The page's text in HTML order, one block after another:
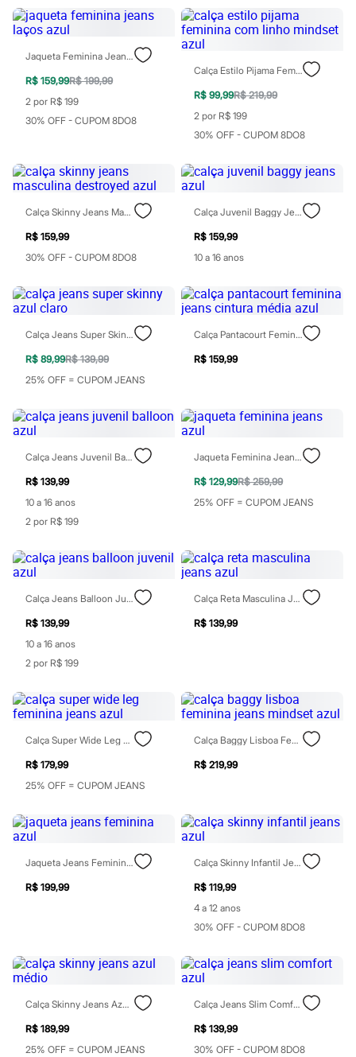
Sapatos
Sandálias e Papetes
Tênis
Moda esportiva
Acessórios
Bermudas
Camisetas
Calças
Calçados
Cuecas
Meias
Pijamas
Moda praia
Plus size
Blusas e Camisetas
Camisas
Casacos e Jaquetas
Jeans
Shorts e Bermudas
Todos os produtos
Infantil
Em alta
Romântico para as meninas
Inverno
Novidades
Roupas menina
0 a 24 meses
1 a 5 anos
4 a 12 anos
10 a 16 anos
Roupas menino
1 a 5 anos
4 a 12 anos
10 a 16 anos
Acessórios
Bolsas e Mochilas
Chapéus
Calçados
Botas
Pantufas
Rasteirinhas
Sandálias
Tênis
Marcas
Baby Club
Miss Fifteen
Palomino
Moda íntima
Calcinhas
Cuecas
Meias
Pijamas
Sungas
Personagens
Bluey
Disney
Hello Kitty
Homem Aranha
Jaqueta Feminina Jeans Laços Azul
R$ 159,99R$ 199,99
2 por R$ 199
30% OFF - CUPOM 8DO8
Calça Estilo Pijama Feminina Com Linho Mindset Azul
R$ 99,99R$ 219,99
2 por R$ 199
30% OFF - CUPOM 8DO8
Calça Skinny Jeans Masculina Destroyed Azul
R$ 159,99
30% OFF - CUPOM 8DO8
Calça Juvenil Baggy Jeans Azul
R$ 159,99
10 a 16 anos
Calça Jeans Super Skinny Azul Claro
R$ 89,99R$ 139,99
25% OFF = CUPOM JEANS
Calça Pantacourt Feminina Jeans Cintura Média Azul
R$ 159,99
Calça Jeans Juvenil Balloon Azul
R$ 139,99
10 a 16 anos
2 por R$ 199
Jaqueta Feminina Jeans Azul
R$ 129,99R$ 259,99
25% OFF = CUPOM JEANS
Calça Jeans Balloon Juvenil Azul
R$ 139,99
10 a 16 anos
2 por R$ 199
Calça Reta Masculina Jeans Azul
R$ 139,99
Calça Super Wide Leg Feminina Jeans Azul
R$ 179,99
25% OFF = CUPOM JEANS
Calça Baggy Lisboa Feminina Jeans Mindset Azul
R$ 219,99
Jaqueta Jeans Feminina Azul
R$ 199,99
Calça Skinny Infantil Jeans Azul
R$ 119,99
4 a 12 anos
30% OFF - CUPOM 8DO8
Calça Skinny Jeans Azul Médio
R$ 189,99
25% OFF = CUPOM JEANS
Calça Jeans Slim Comfort Azul
R$ 139,99
30% OFF - CUPOM 8DO8